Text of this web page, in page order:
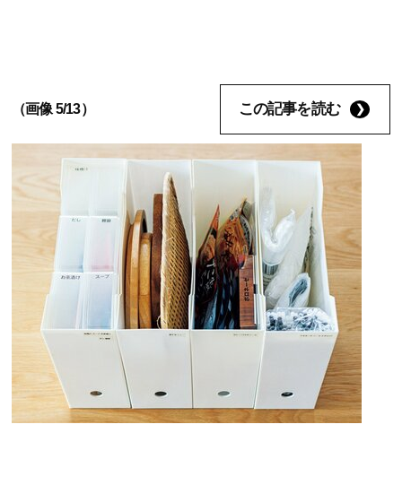
（画像 5/13） この記事を読む